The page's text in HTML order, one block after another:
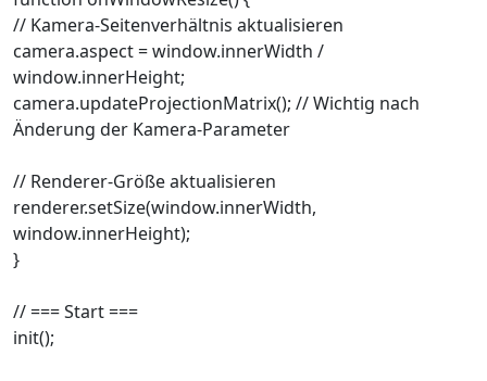
// Kamera-Seitenverhältnis aktualisieren
camera.aspect = window.innerWidth /
window.innerHeight;
camera.updateProjectionMatrix(); // Wichtig nach
Änderung der Kamera-Parameter
// Renderer-Größe aktualisieren
renderer.setSize(window.innerWidth,
window.innerHeight);
}
// === Start ===
init();